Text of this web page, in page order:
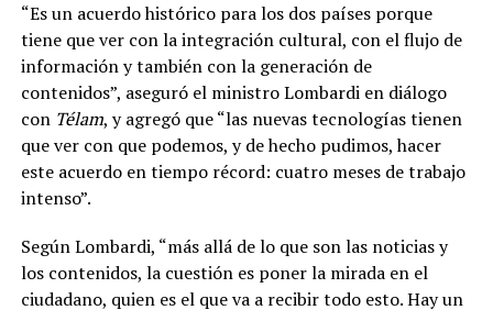
“Es un acuerdo histórico para los dos países porque
tiene que ver con la integración cultural, con el flujo de
información y también con la generación de
contenidos”, aseguró el ministro Lombardi en diálogo
con Télam, y agregó que “las nuevas tecnologías tienen
que ver con que podemos, y de hecho pudimos, hacer
este acuerdo en tiempo récord: cuatro meses de trabajo
intenso”.
Según Lombardi, “más allá de lo que son las noticias y
los contenidos, la cuestión es poner la mirada en el
ciudadano, quien es el que va a recibir todo esto. Hay un